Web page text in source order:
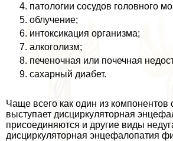
патологии сосудов головного
облучение;
интоксикация организма;
алкоголизм;
печеночная или почечная
сахарный диабет.
Чаще всего как один из
выступает дисциркуляторная
присоединяются и другие виды
дисциркуляторная энцефалопатия